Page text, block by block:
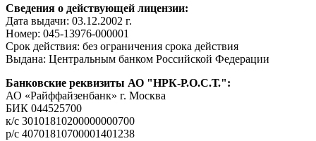
Сведения о действующей лицензии:
Дата выдачи: 03.12.2002 г.
Номер: 045-13976-000001
Срок действия: без ограничения срока действия
Выдана: Центральным банком Российской Федерации
Банковские реквизиты АО "НРК-Р.О.С.Т.":
АО «Райффайзенбанк» г. Москва
БИК 044525700
к/с 30101810200000000700
р/с 40701810700001401238